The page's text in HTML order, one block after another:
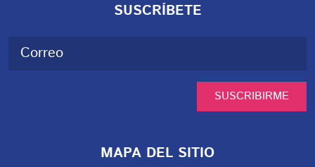
SUSCRÍBETE
SUSCRIBIRME
MAPA DEL SITIO